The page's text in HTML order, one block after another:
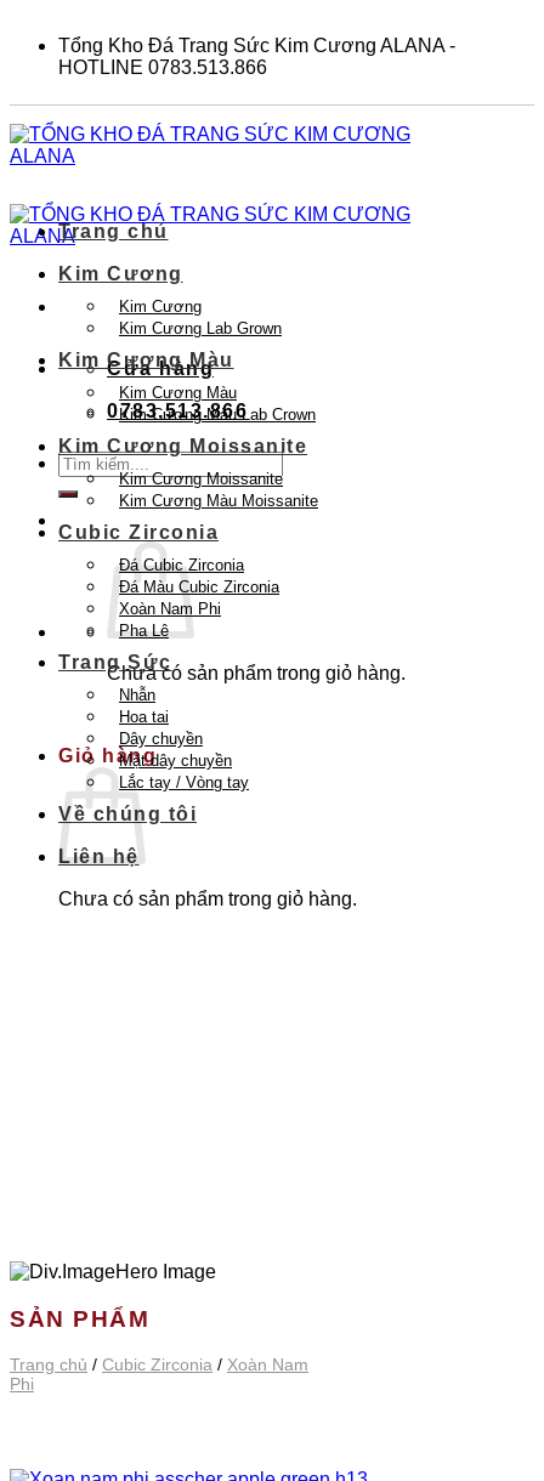
content
Tổng Kho Đá Trang Sức Kim Cương ALANA -
HOTLINE 0783.513.866
Cửa hàng
0783.513.866
Tìm
kiếm:
Chưa có sản phẩm trong giỏ hàng.
Quay trở lại cửa hàng
Giỏ hàng
Chưa có sản phẩm trong giỏ hàng.
Trang chủ
Kim Cương
Kim Cương
Kim Cương Lab Grown
Kim Cương Màu
Kim Cương Màu
Kim Cương Màu Lab Crown
Kim Cương Moissanite
Kim Cương Moissanite
Kim Cương Màu Moissanite
Cubic Zirconia
Đá Cubic Zirconia
Đá Màu Cubic Zirconia
Xoàn Nam Phi
Pha Lê
Trang Sức
Nhẫn
Hoa tai
Dây chuyền
Mặt dây chuyền
Lắc tay / Vòng tay
Về chúng tôi
Liên hệ
SẢN PHẨM
Trang chủ / Cubic Zirconia / Xoàn Nam
Phi